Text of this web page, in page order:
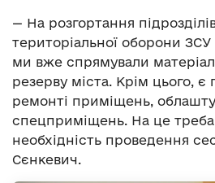
— На розгортання
територіальної оборони ЗСУ
ми вже спрямували
резерву міста. Крім цього, є
ремонті приміщень,
спецприміщень. На це
необхідність проведення
Сєнкевич.